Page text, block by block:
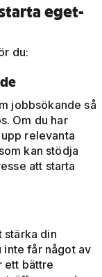
eget-
du:
jobbsökande så
Om du har
relevanta
kan stödja
att starta
stärka din
inte får något av
ett bättre